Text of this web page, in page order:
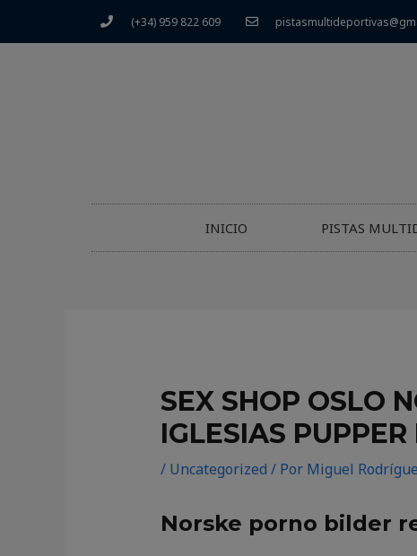
(+34) 959 822 609
INICIO PISTAS
SEX SHOP OSLO
IGLESIAS
/ Uncategorized / Por Miguel
Norske porno bilder